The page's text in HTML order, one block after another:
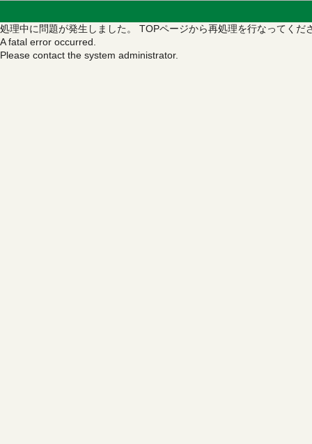
処理中に問題が発生しました。 TOPページから再処理を行なってくだ
A fatal error occurred.
Please contact the system administrator.